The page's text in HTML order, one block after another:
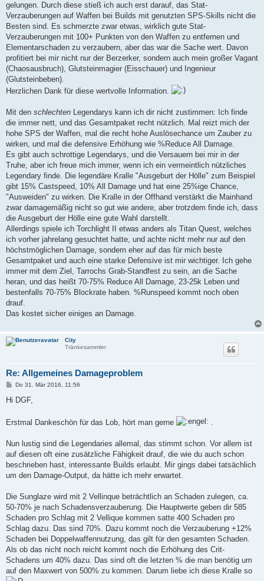
gelungen. Durch diese stieß ich auch erst darauf, das Stat-
Verzauberungen auf Waffen bei Builds mit genutzten SPS-Skills nicht die
Besten sind. Es schmerzte zwar etwas, wirklich gute Stat-
Verzauberungen mit 100+ Punkten von den Waffen zu entfernen und
Elementarschaden zu verzaubern, aber das war die Sache wert. Davon
profitiert bei mir nicht nur der Berzerker, sondern auch mein großer Vagant
(Chaosausbruch), Glutsteinmagier (Eisschauer) und Ingenieur
(Glutsteinbeben).
Herzlichen Dank für diese wertvolle Information.
Mit den schlechten Legendarys kann ich dir nicht zustimmen: Ich finde
die immer nett, und das Gesamtpaket recht nützlich. Mal reizt mich der
hohe SPS der Waffen, mal die recht hohe Auslösechance um Zauber zu
wirken, und mal die defensive Erhöhung wie %Reduce All Damage.
Es gibt auch schrottige Legendarys, und die Versauern bei mir in der
Truhe, aber ich freue mich immer, wenn ich ein vermeintlich nützliches
Legendary finde. Die legendäre Kralle "Ausgeburt der Hölle" zum Beispiel
gibt 15% Castspeed, 10% All Damage und hat eine 25%ige Chance,
"Ausweiden" zu wirken. Die Kralle in der Offhand verstärkt die Mainhand
zwar damagemäßig nicht so gut wie andere, aber trotzdem finde ich, dass
die Ausgeburt der Hölle eine gute Wahl darstellt.
Allerdings spiele ich Torchlight II etwas anders als Titan Quest, welches
ich vorher jahrelang gesuchtet hatte, und achte nicht mehr nur auf den
höchstmöglichen Damage, sondern eher auf das für mich beste
Gesamtpaket und auch eine starke Defensive ist mir wichtiger. Ich gehe
immer mit dem Ziel, Tarrochs Grab-Standfest zu sein, an die Sache
heran, und das heißt 70-75% Reduce All Damage, 23-25k Leben und
bestenfalls 70-75% Blockrate haben. %Runspeed kommt noch oben
drauf.
Das kostet sicher einiges an Damage.
City
Tränkesammler
Re: Allgemeines Damageproblem
B
g
Do 31. Mär 2016, 11:56
Hi DGF,
Erstmal Dankeschön für das Lob, hört man gerne
Nun lustig sind die Legendaries allemal, das stimmt schon. Vor allem ist
auf diesen oft eine zusätzliche Fähigkeit drauf, die wie du auch schon
beschrieben hast, interessante Builds erlaubt. Mir gings dabei tatsächlich
um den Damage-Output, da hätte ich mehr erwartet.
Die Sunglaze wird mit 2 Vellinque beträchtlich an Schaden zulegen, ca.
50-70% je nach Schadensverzauberung. Die Hauptwerte geben dir 585
Schaden pro Schlag mit 2 Vellique kommen satte 400 Schaden pro
Schlag dazu. Das sind 70%. Dazu kommt noch die Verzauberung +12%
Schaden bei Doppelwaffennutzung, das gilt für den gesamten Schaden.
Als ob das nicht noch reicht kommt noch die Erhöhung des Crit-
Schadens um 40% dazu. Das sind oft die letzten % die man benötig um
auf den Maxwert von 500% zu kommen. Darum liebe ich diese Kralle so